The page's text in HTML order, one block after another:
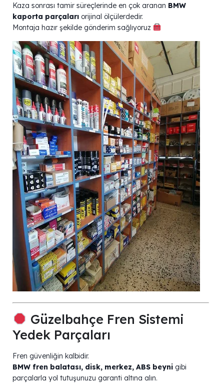
Kaza sonrası tamir süreçlerinde en çok aranan BMW
kaporta parçaları orijinal ölçülerdedir.
Montaja hazır şekilde gönderim sağlıyoruz
Güzelbahçe Fren Sistemi
Yedek Parçaları
Fren güvenliğin kalbidir.
BMW fren balatası, disk, merkez, ABS beyni gibi
parçalarla yol tutuşunuzu garanti altına alın.